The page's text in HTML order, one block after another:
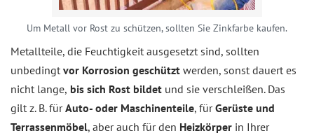
Um Metall vor Rost zu schützen, sollten Sie Zinkfarbe kaufen.
Metallteile, die Feuchtigkeit ausgesetzt sind, sollten
unbedingt vor Korrosion geschützt werden, sonst dauert es
nicht lange, bis sich Rost bildet und sie verschleißen. Das
gilt z. B. fürAuto- oder Maschinenteile, fürGerüste und
Terrassenmöbel, aber auch für den Heizkörper in Ihrer